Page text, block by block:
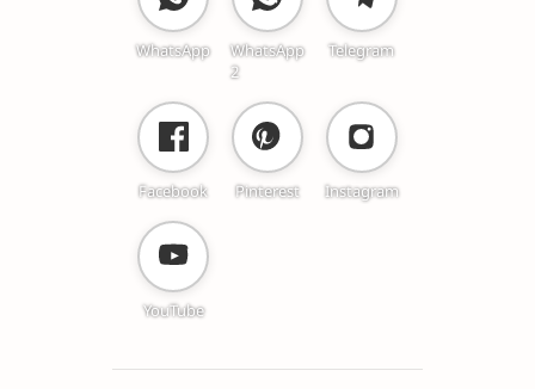
WhatsApp
WhatsApp
2
Telegram
Facebook Pinterest Instagram
YouTube